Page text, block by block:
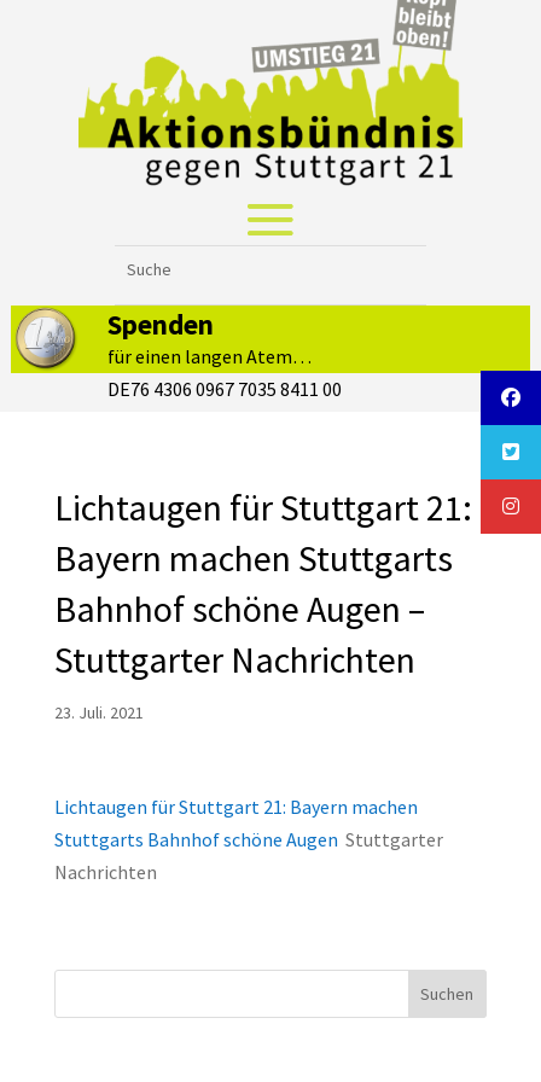
Spenden
für einen langen Atem…
DE76 4306 0967 7035 8411 00
Lichtaugen für Stuttgart 21:
Bayern machen Stuttgarts
Bahnhof schöne Augen –
Stuttgarter Nachrichten
23. Juli. 2021
Lichtaugen für Stuttgart 21: Bayern machen
Stuttgarts Bahnhof schöne Augen Stuttgarter
Nachrichten
Suchen